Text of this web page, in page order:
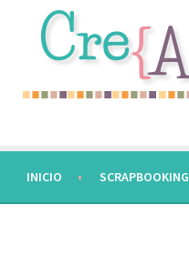
INICIO SCRAPBOOKING